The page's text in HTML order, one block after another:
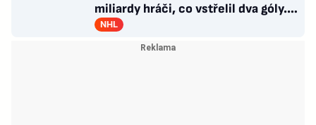
miliardy hráči, co vstřelil dva góly.
GM se hájí
NHL